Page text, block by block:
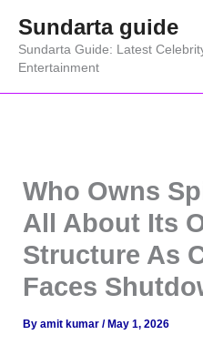
content
Sundarta guide
Sundarta Guide: Latest
Entertainment
Who Owns
All About Its
Structure As
Faces
Byamit kumar/ May 1, 2026